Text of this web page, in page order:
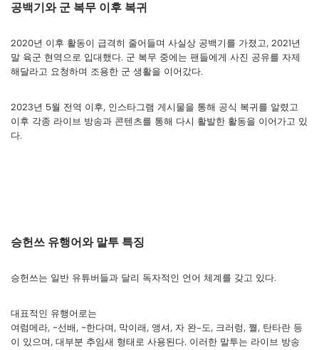
공백기와 군 복무 이후 복귀
2020년 이후 활동이 급격히 줄어들며 사실상 공백기를 가졌고, 2021년
말 육군 현역으로 입대했다. 군 복무 중에는 팬들에게 사진 공유를 자제
해달라고 요청하며 조용한 군 생활을 이어갔다.
2023년 5월 전역 이후, 인스타그램 게시물을 통해 공식 복귀를 알렸고
이후 각종 라이브 방송과 콘텐츠를 통해 다시 활발한 활동을 이어가고 있
다.
승헌쓰 유행어와 말투 특징
승헌쓰는 일반 유튜버들과 달리 독자적인 언어 체계를 갖고 있다.
대표적인 유행어로는
여럼메라, ~선배, ~한다며, 막이래, 앵셔, 자 완-도, 크러렁, 쪌, 탄타란 등
이 있으며, 대부분 추임새 형태로 사용된다. 이러한 말투는 라이브 방송